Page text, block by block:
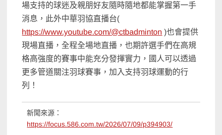
場支持的球迷及親朋好友隨時隨地都能掌握第一手
消息，此外中華羽協直播台(
https://www.youtube.com/@ctbadminton )也會提供
現場直播，全程全場地直播，也期許選手們在高規
格高強度的賽事中能充分發揮實力，國人可以透過
更多管道關注羽球賽事，加入支持羽球運動的行
列！
新聞來源：
https://focus.586.com.tw/2026/07/09/p394903/